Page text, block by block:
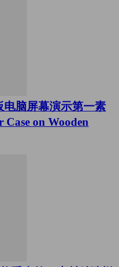
脑屏幕演示第一素
on Wooden